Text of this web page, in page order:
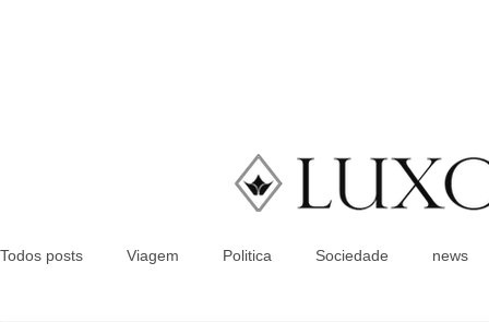
Todos posts Viagem Politica Sociedade news